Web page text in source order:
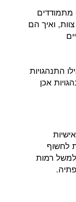
מתמודדים
ואיך הם
התנהגויות
אכן
לחשוף
רמות